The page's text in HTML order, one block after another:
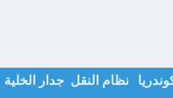
نظام النقل جدار الخلية